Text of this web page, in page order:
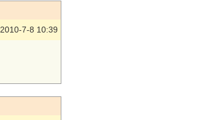
2010-7-8 10:39